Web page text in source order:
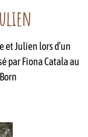
et Julien lors d’un
par Fiona Catala au